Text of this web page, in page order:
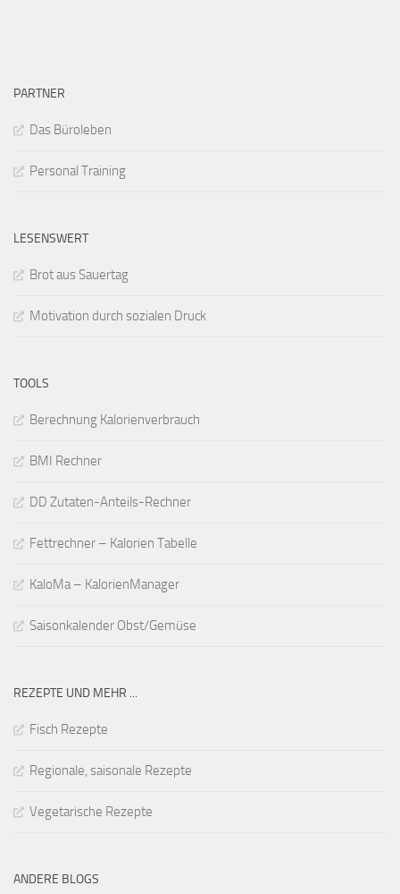
PARTNER
Das Büroleben
Personal Training
LESENSWERT
Brot aus Sauertag
Motivation durch sozialen Druck
TOOLS
Berechnung Kalorienverbrauch
BMI Rechner
DD Zutaten-Anteils-Rechner
Fettrechner – Kalorien Tabelle
KaloMa – KalorienManager
Saisonkalender Obst/Gemüse
REZEPTE UND MEHR ...
Fisch Rezepte
Regionale, saisonale Rezepte
Vegetarische Rezepte
ANDERE BLOGS